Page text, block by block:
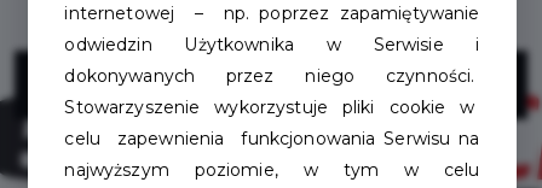
Intermarche
internetowej – np. poprzez zapamiętywanie
odwiedzin Użytkownika w Serwisie i
dokonywanych przez niego czynności.
Stowarzyszenie wykorzystuje pliki cookie w
celu zapewnienia funkcjonowania Serwisu na
najwyższym poziomie, w tym w celu